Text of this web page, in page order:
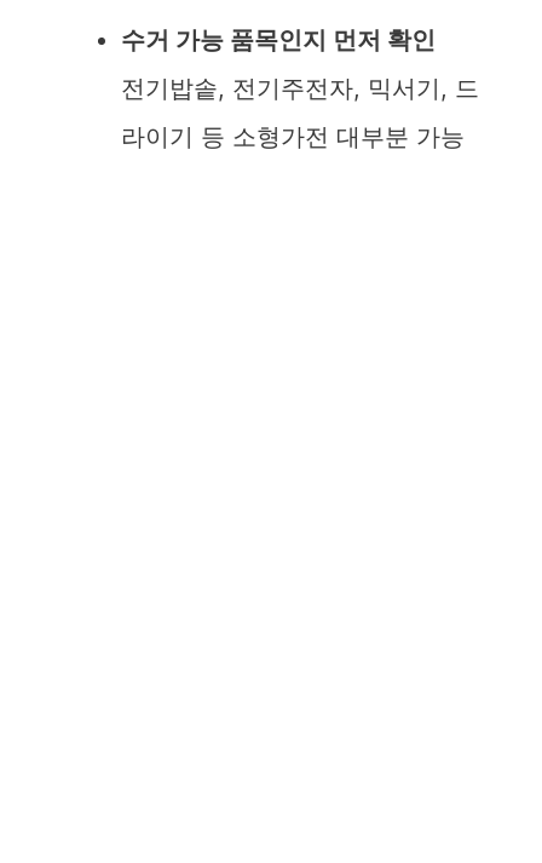
수거 가능 품목인지 먼저 확인
전기밥솥, 전기주전자, 믹서기, 드
라이기 등 소형가전 대부분 가능